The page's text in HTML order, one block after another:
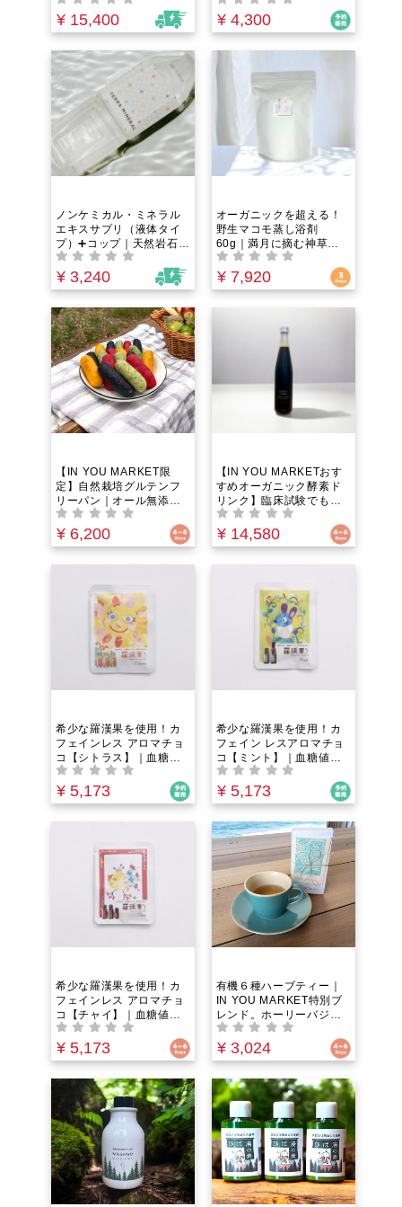
オーガニックコットンの2
種から選べる！舌を正し
ンゆるみ・むくみ・噛み
締め・眠りの悩み・ドラ
イマウス・お口ポカン・
肩こりに。自宅で簡単セ
ルフケア体験！
¥ 15,400
八代伝承の麹と木桶熟成
が織りなす、スーパーの
¥ 4,300
ノンケミカル・ミネラル
エキスサプリ（液体タイ
プ）➕コップ｜天然岩石か
ら抽出した黒雲母由来の
60種以上のイオン化ミネ
ラル｜体のバランスを整
¥ 3,240
オーガニックを超える！
野生マコモ蒸し浴剤
60g｜満月に摘む神草で
冷えた体と心を芯から温
める。【チャクラを整え
直感力アップ】
¥ 7,920
【IN YOU MARKET限
定】自然栽培グルテンフ
リーパン｜オール無添
加！米粉入り｜農薬化学
肥料不使用の安心自家製
材料で製造！自然解凍し
野菜入りプレーン15本
+活性炭とレーズン15
本 計30本SET）
¥ 6,200
【IN YOU MARKETおす
すめオーガニック酵素ド
リンク】臨床試験でも実
証済みの本物｜特殊製法
×2年熟成×無添加×国産製
造でカラダの中を大掃
¥ 14,580
希少な羅漢果を使用！カ
フェインレス アロマチョ
コ【シトラス】｜血糖値
を上げない羅漢果（ラカ
ンカ）顆粒を甘味料とし
て100%使用！カカオの代
MARKET限定
¥ 5,173
希少な羅漢果を使用！カ
フェイン レスアロマチョ
コ【ミント】｜血糖値を
上げない羅漢果（ラカン
カ）を甘味料として100%
使用！カカオの代わりに
ード「キャロブ」を使
用！ IN YOU MARKET限
定
¥ 5,173
希少な羅漢果を使用！カ
フェインレス アロマチョ
コ【チャイ】｜血糖値を
上げにくい羅漢果（ラカ
ンカ）顆粒を甘味料とし
て100%使用！カカオの代
パーフード「キャロブ」
を使用！IN YOU
MARKET限定
¥ 5,173
有機６種ハーブティー｜
IN YOU MARKET特別ブ
レンド。ホーリーバジ
ル・レモンバーム・エル
ダーフラワー・ローズマ
リー・エキナセア・ペパ
ィーバックの２種類から
選べる！世界のハーブを
集めた特別な有機ハーブ
のみ使用。「免疫」・
「上気道」ケア。朝の目
覚め・お仕事中・夜寝る
前の一杯に。
¥ 3,024